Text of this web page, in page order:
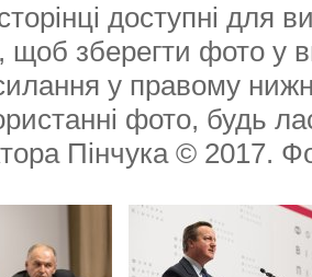
доступні для
щоб зберегти фото у
у правому
фото, будь
Пінчука © 2017.